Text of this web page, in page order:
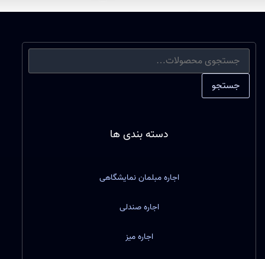
جستجو
دسته بندی ها
اجاره مبلمان نمایشگاهی
اجاره صندلی
اجاره میز